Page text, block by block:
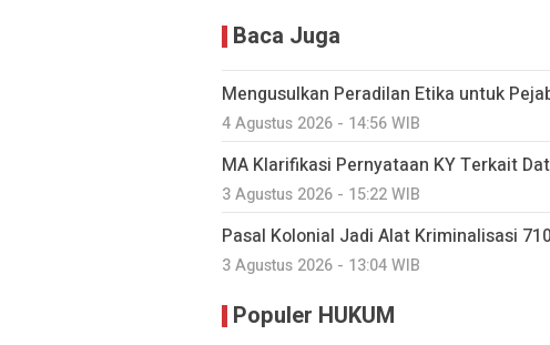
Baca Juga
Mengusulkan Peradilan Etika untuk
4 Agustus 2026 - 14:56 WIB
MA Klarifikasi Pernyataan KY Terkait
3 Agustus 2026 - 15:22 WIB
Pasal Kolonial Jadi Alat Kriminalisasi
3 Agustus 2026 - 13:04 WIB
Populer HUKUM